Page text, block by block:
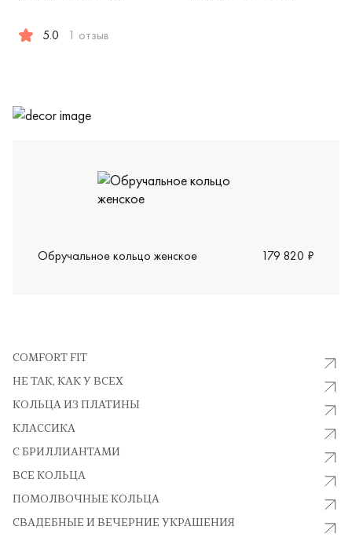
5.0 1 отзыв
Обручальное кольцо женское 179 820 ₽
МЫ ПРОДАЕМ УКРАШЕНИЯ
СOMFORT FIT
НЕ ТАК, КАК У ВСЕХ
КОЛЬЦА ИЗ ПЛАТИНЫ
КЛАССИКА
С БРИЛЛИАНТАМИ
ВСЕ КОЛЬЦА
ПОМОЛВОЧНЫЕ КОЛЬЦА
СВАДЕБНЫЕ И ВЕЧЕРНИЕ УКРАШЕНИЯ